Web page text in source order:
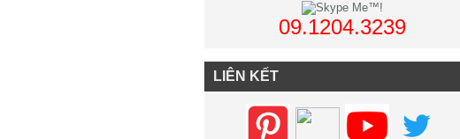
09.1204.3239
LIÊN KẾT